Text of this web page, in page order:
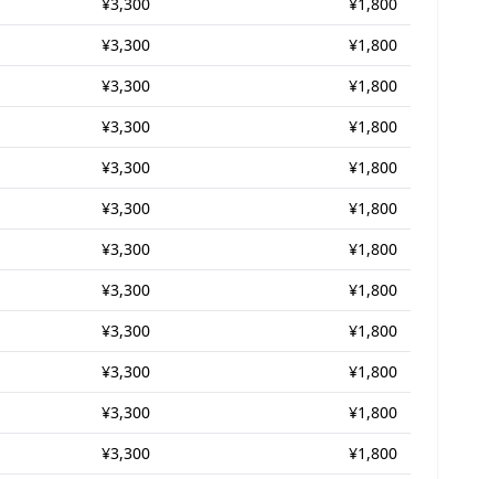
¥3,300
¥1,800
¥3,300
¥1,800
¥3,300
¥1,800
¥3,300
¥1,800
¥3,300
¥1,800
¥3,300
¥1,800
¥3,300
¥1,800
¥3,300
¥1,800
¥3,300
¥1,800
¥3,300
¥1,800
¥3,300
¥1,800